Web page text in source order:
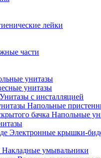
лейки
части
унитазы
унитазы
Унитазы с инсталляцией
Напольные
Напольные
Электронные крышки-
Накладные умывальники